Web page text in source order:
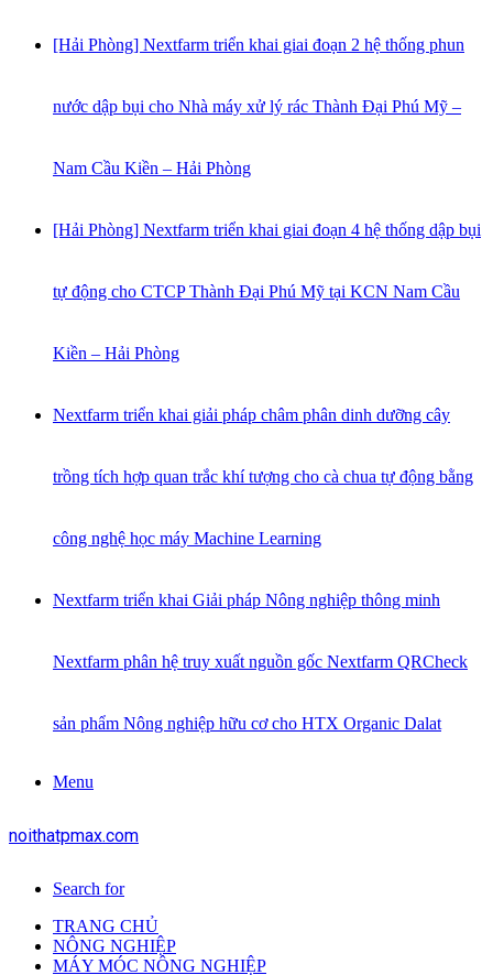
[Hải Phòng] Nextfarm triển khai giai đoạn 2 hệ thống phun
nước dập bụi cho Nhà máy xử lý rác Thành Đại Phú Mỹ –
Nam Cầu Kiền – Hải Phòng
[Hải Phòng] Nextfarm triển khai giai đoạn 4 hệ thống dập bụi
tự động cho CTCP Thành Đại Phú Mỹ tại KCN Nam Cầu
Kiền – Hải Phòng
Nextfarm triển khai giải pháp châm phân dinh dưỡng cây
trồng tích hợp quan trắc khí tượng cho cà chua tự động bằng
công nghệ học máy Machine Learning
Nextfarm triển khai Giải pháp Nông nghiệp thông minh
Nextfarm phân hệ truy xuất nguồn gốc Nextfarm QRCheck
sản phẩm Nông nghiệp hữu cơ cho HTX Organic Dalat
Menu
noithatpmax.com
Search for
TRANG CHỦ
NÔNG NGHIỆP
MÁY MÓC NÔNG NGHIỆP